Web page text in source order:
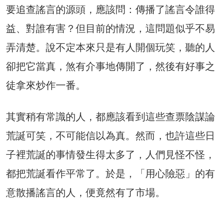
要追查謠言的源頭，應該問：傳播了謠言令誰得
益、對誰有害？但目前的情況，這問題似乎不易
弄清楚。說不定本來只是有人開個玩笑，聽的人
卻把它當真，煞有介事地傳開了，然後有好事之
徒拿來炒作一番。
其實稍有常識的人，都應該看到這些查票陰謀論
荒誕可笑，不可能信以為真。然而，也許這些日
子裡荒誕的事情發生得太多了，人們見怪不怪，
都把荒誕看作平常了。於是，「用心險惡」的有
意散播謠言的人，便竟然有了市場。